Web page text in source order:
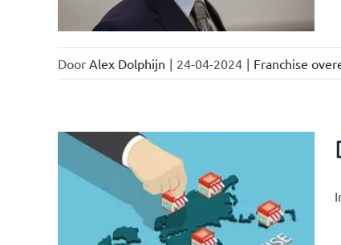
Door Alex Dolphijn | 24-04-2024 | Franchise